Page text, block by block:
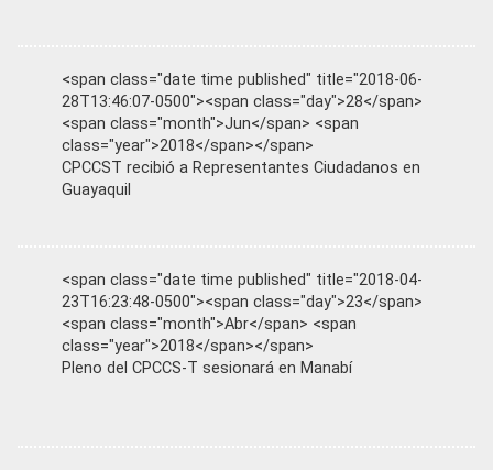
<span class="date time published" title="2018-06-
28T13:46:07-0500"><span class="day">28</span>
<span class="month">Jun</span> <span
class="year">2018</span></span>
CPCCST recibió a Representantes Ciudadanos en
Guayaquil
<span class="date time published" title="2018-04-
23T16:23:48-0500"><span class="day">23</span>
<span class="month">Abr</span> <span
class="year">2018</span></span>
Pleno del CPCCS-T sesionará en Manabí